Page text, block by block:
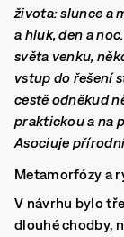
života: slunce a
a hluk, den a noc.
světa venku,
vstup do řešení
cestě odněkud
praktickou a na
Asociuje
Metamorfózy a
V návrhu bylo
dlouhé chodby,